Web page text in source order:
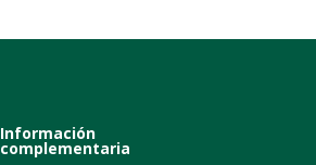
Información
complementaria